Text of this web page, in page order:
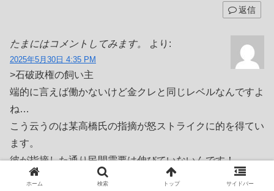
返信
たまにはコメントしてみます。 より:
2025年5月30日 4:35 PM
>石破政権の飼い主
端的に言えば働かないけど金クレと同じレベルなんですよ
ね…
こう云うのは某高橋氏の指摘が怒ストライクに的を得てい
ます。
彼が指摘した通り民間需要は伸びていないんです！
ホーム 検索 トップ サイドバー